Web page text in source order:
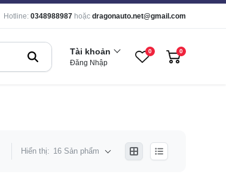
Hotline: 0348988987 hoặc dragonauto.net@gmail.com
Tài khoản
Đăng Nhập
0 0
Hiển thị: 16 Sản phẩm